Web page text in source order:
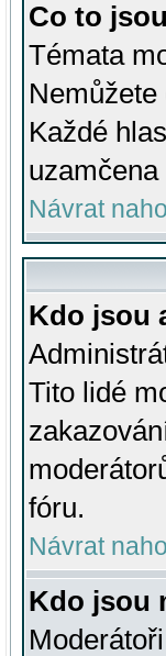
Co to
Témata
Každé
Návrat
Kdo jsou
Tito lidé
fóru.
Návrat
Kdo jsou